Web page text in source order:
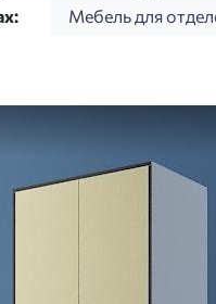
Мебель для